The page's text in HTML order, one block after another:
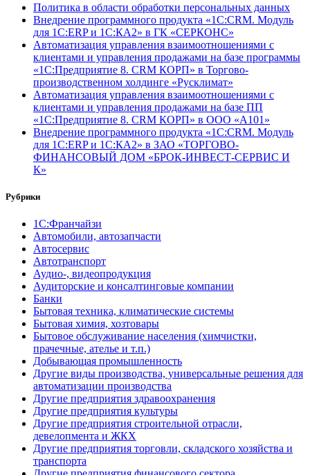
Политика в области обработки персональных данных
Внедрение программного продукта «1С:CRM. Модуль
для 1С:ERP и 1С:КА2» в ГК «СЕРКОНС»
Автоматизация управления взаимоотношениями с
клиентами и управления продажами на базе программы
«1С:Предприятие 8. CRM КОРП» в Торгово-
производственном холдинге «Русклимат»
Автоматизация управления взаимоотношениями с
клиентами и управления продажами на базе ПП
«1С:Предприятие 8. CRM КОРП» в ООО «А101»
Внедрение программного продукта «1С:CRM. Модуль
для 1С:ERP и 1С:КА2» в ЗАО «ТОРГОВО-
ФИНАНСОВЫЙ ДОМ «БРОК-ИНВЕСТ-СЕРВИС И
К»
Рубрики
1С:Франчайзи
Автомобили, автозапчасти
Автосервис
Автотранспорт
Аудио-, видеопродукция
Аудиторские и консалтинговые компании
Банки
Бытовая техника, климатические системы
Бытовая химия, хозтовары
Бытовое обслуживание населения (химчистки,
прачечные, ателье и т.п.)
Добывающая промышленность
Другие виды производства, универсальные решения для
автоматизации производства
Другие предприятия здравоохранения
Другие предприятия культуры
Другие предприятия строительной отрасли,
девелопмента и ЖКХ
Другие предприятия торговли, складского хозяйства и
транспорта